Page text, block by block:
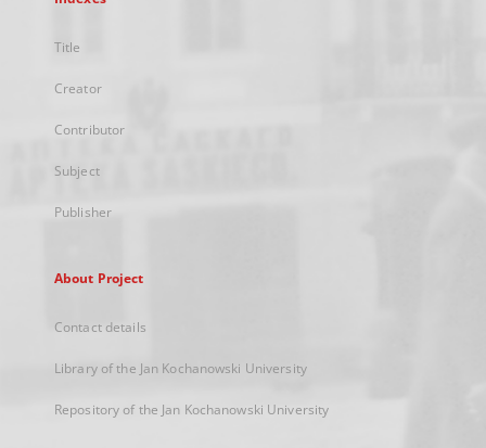
Title
Creator
Contributor
Subject
Publisher
About Project
Contact details
Library of the Jan Kochanowski University
Repository of the Jan Kochanowski University